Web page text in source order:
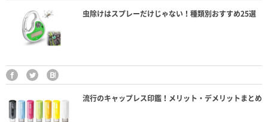
虫除けはスプレーだけじゃない！種類別おすすめ25選
流行のキャップレス印鑑！メリット・デメリットまとめ